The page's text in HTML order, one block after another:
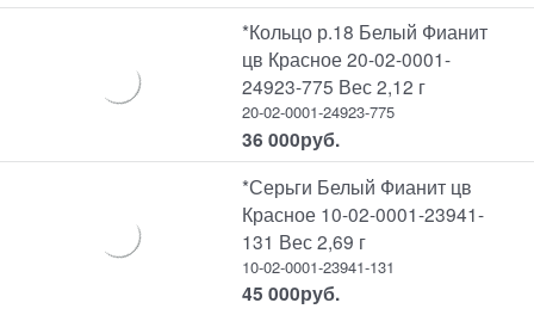
*Кольцо р.18 Белый Фианит
цв Красное 20-02-0001-
24923-775 Вес 2,12 г
20-02-0001-24923-775
36 000руб.
*Серьги Белый Фианит цв
Красное 10-02-0001-23941-
131 Вес 2,69 г
10-02-0001-23941-131
45 000руб.